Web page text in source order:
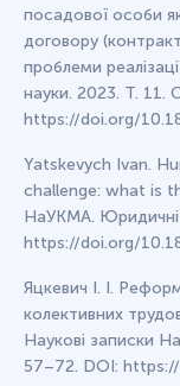
посадової особи
договору
проблеми
науки. 2023. Т. 11.
https://doi.org/
Yatskevych Ivan.
challenge: what is
НаУКМА. Юридичні
https://doi.org/
Яцкевич І. І.
колективних
Наукові записки
57–72. DOI: